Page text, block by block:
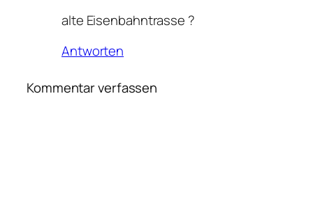
alte Eisenbahntrasse ?
Antworten
Kommentar verfassen